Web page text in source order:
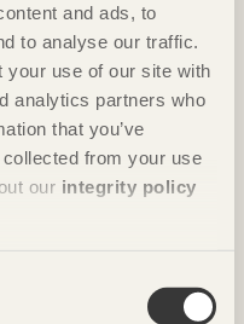
and ads, to
to analyse our traffic.
your use of our site with
analytics partners who
that you’ve
from your use
our integrity policy